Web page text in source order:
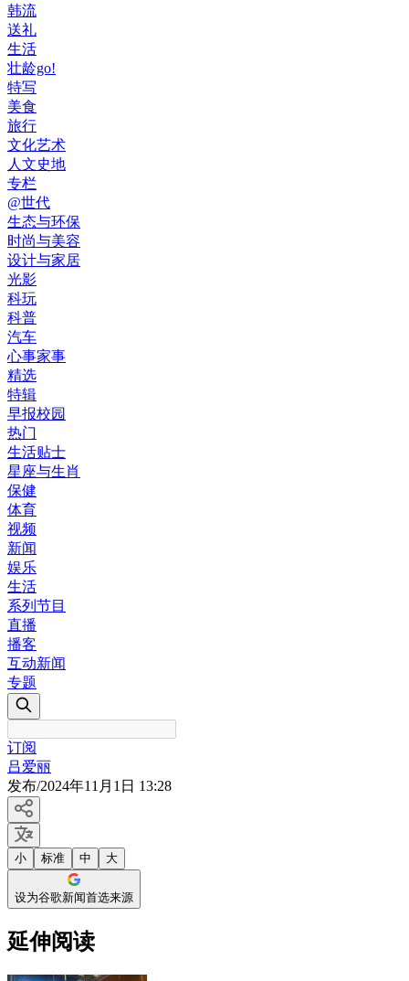
韩流
送礼
生活
壮龄go!
特写
美食
旅行
文化艺术
人文史地
专栏
@世代
生态与环保
时尚与美容
设计与家居
光影
科玩
科普
汽车
心事家事
精选
特辑
早报校园
热门
生活贴士
星座与生肖
保健
体育
视频
新闻
娱乐
生活
系列节目
直播
播客
互动新闻
专题
订阅
吕爱丽
发布/2024年11月1日 13:28
小 标准 中 大
设为谷歌新闻首选来源
延伸阅读